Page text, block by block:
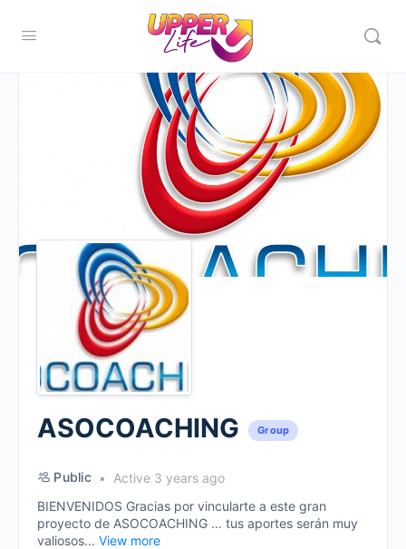
ASOCOACHING Group
Public
Active 3 years ago
BIENVENIDOS Gracias por vincularte a este gran
proyecto de ASOCOACHING … tus aportes serán muy
valiosos... View more